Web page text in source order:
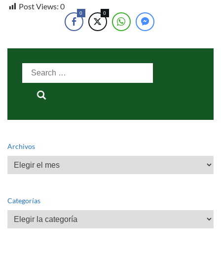
Post Views: 0
0 0
Search
for:
Archivos
Archivos
Categorías
Categorías